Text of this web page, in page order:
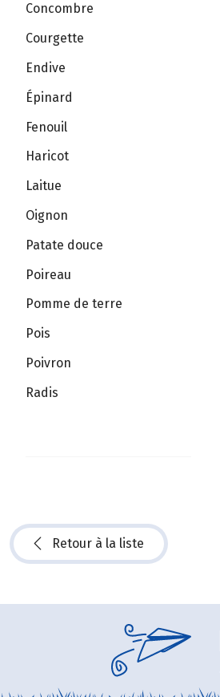
Concombre
Courgette
Endive
Épinard
Fenouil
Haricot
Laitue
Oignon
Patate douce
Poireau
Pomme de terre
Pois
Poivron
Radis
Retour à la liste